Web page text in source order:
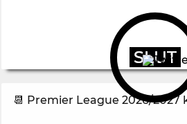
SLUT
📆 Premier League 2026/